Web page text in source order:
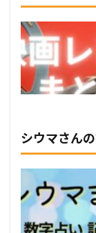
シウマさん